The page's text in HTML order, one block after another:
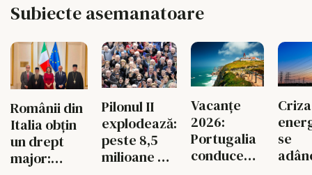
Subiecte asemanatoare
Românii din
Italia obțin
un drept
major:
Pilonul II
explodează:
peste 8,5
milioane de
Vacanțe
2026:
Portugalia
conduce
Criza
se